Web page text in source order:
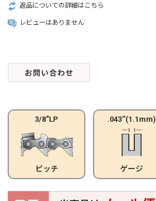
返品についての詳細はこちら
レビューはありません
3/8"LP
ピッチ
.043''(1.1mm)
ゲージ